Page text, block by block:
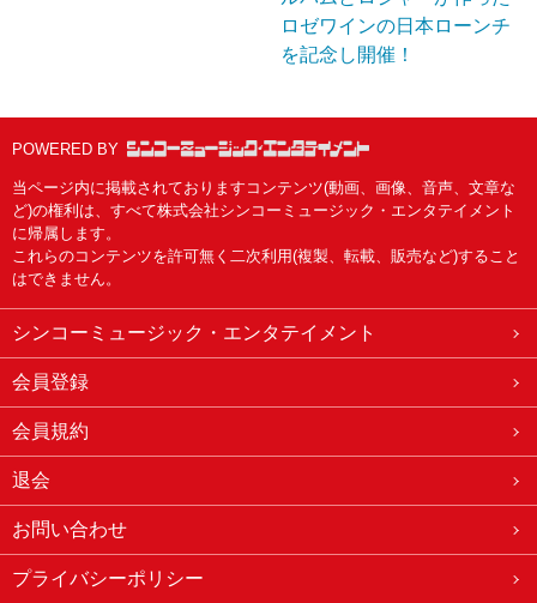
ロゼワインの日本ローンチ
を記念し開催！
POWERED BY
当ページ内に掲載されておりますコンテンツ(動画、画像、音声、文章な
ど)の権利は、すべて株式会社シンコーミュージック・エンタテイメント
に帰属します。
これらのコンテンツを許可無く二次利用(複製、転載、販売など)すること
はできません。
シンコーミュージック・エンタテイメント
会員登録
会員規約
退会
お問い合わせ
プライバシーポリシー